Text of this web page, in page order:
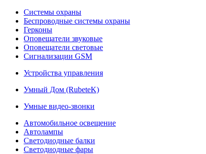
Системы охраны
Беспроводные системы охраны
Герконы
Оповещатели звуковые
Оповещатели световые
Сигнализации GSM
Устройства управления
Умный Дом (RubeteK)
Умные видео-звонки
Автомобильное освещение
Автолампы
Светодиодные балки
Светодиодные фары